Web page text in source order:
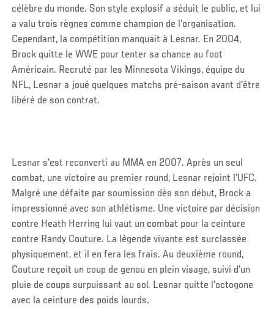
célèbre du monde. Son style explosif a séduit le public, et lui
a valu trois règnes comme champion de l'organisation.
Cependant, la compétition manquait à Lesnar. En 2004,
Brock quitte le WWE pour tenter sa chance au foot
Américain. Recruté par les Minnesota Vikings, équipe du
NFL, Lesnar a joué quelques matchs pré-saison avant d'être
libéré de son contrat.
Lesnar s'est reconverti au MMA en 2007. Après un seul
combat, une victoire au premier round, Lesnar rejoint l'UFC.
Malgré une défaite par soumission dès son début, Brock a
impressionné avec son athlétisme. Une victoire par décision
contre Heath Herring lui vaut un combat pour la ceinture
contre Randy Couture. La légende vivante est surclassée
physiquement, et il en fera les frais. Au deuxième round,
Couture reçoit un coup de genou en plein visage, suivi d'un
pluie de coups surpuissant au sol. Lesnar quitte l'octogone
avec la ceinture des poids lourds.